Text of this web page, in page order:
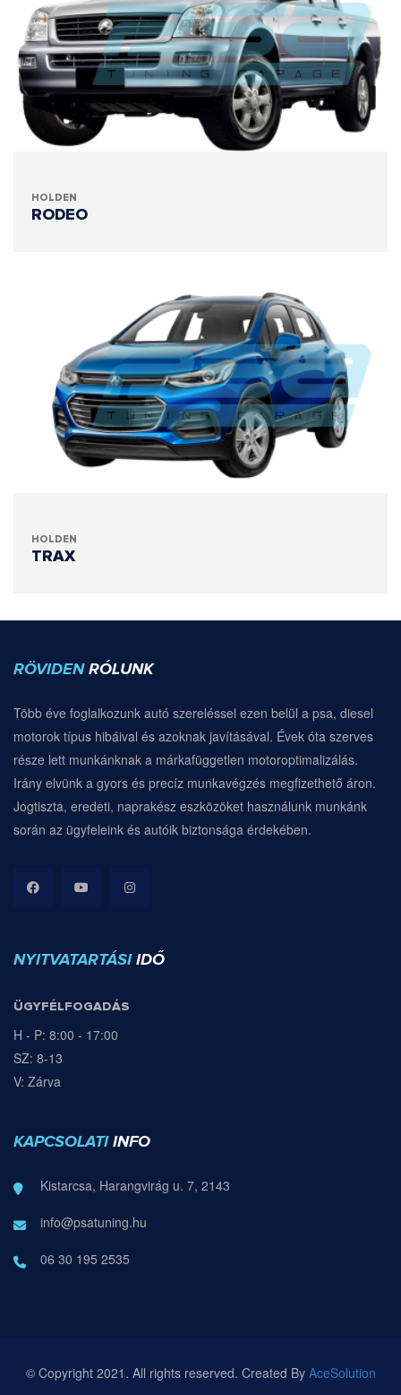
HOLDEN
RODEO
HOLDEN
TRAX
RÖVIDEN RÓLUNK
Több éve foglalkozunk autó szereléssel ezen belül a psa, diesel
motorok típus hibáival és azoknak javításával. Évek óta szerves
része lett munkánknak a márkafüggetlen motoroptimalizálás.
Irány elvünk a gyors és precíz munkavégzés megfizethető áron.
Jogtiszta, eredeti, naprakész eszközöket használunk munkánk
során az ügyfeleink és autóik biztonsága érdekében.
NYITVATARTÁSI IDŐ
ÜGYFÉLFOGADÁS
H - P: 8:00 - 17:00
SZ: 8-13
V: Zárva
KAPCSOLATI INFO
Kistarcsa, Harangvirág u. 7, 2143
info@psatuning.hu
06 30 195 2535
© Copyright 2021. All rights reserved. Created By AceSolution